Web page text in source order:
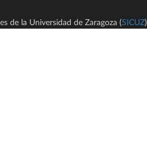
de la Universidad de Zaragoza (SICUZ)